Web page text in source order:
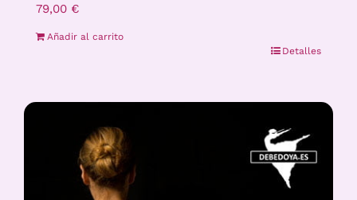
79,00 €
Añadir al carrito
Detalles